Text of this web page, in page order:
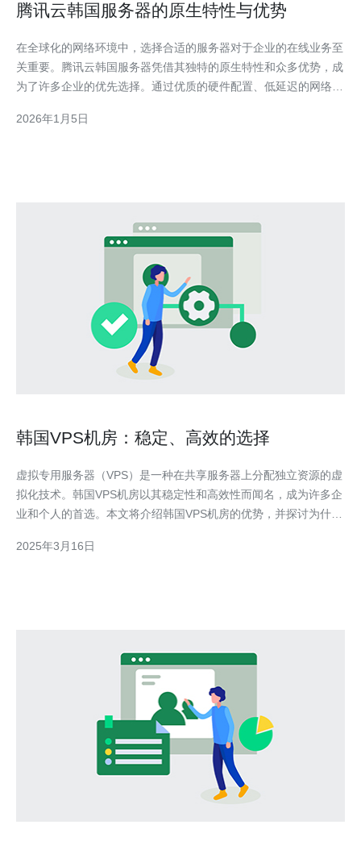
腾讯云韩国服务器的原生特性与优势
在全球化的网络环境中，选择合适的服务器对于企业的在线业务至
关重要。腾讯云韩国服务器凭借其独特的原生特性和众多优势，成
为了许多企业的优先选择。通过优质的硬件配置、低延迟的网络连
是，德讯电讯作为一家优秀的服务提供商，能够为用户提供更多的
2026年1月5日
韩国VPS机房：稳定、高效的选择
虚拟专用服务器（VPS）是一种在共享服务器上分配独立资源的虚
拟化技术。韩国VPS机房以其稳定性和高效性而闻名，成为许多企
业和个人的首选。本文将介绍韩国VPS机房的优势，并探讨为什么
保证用户的在线业务不会中断。这是因为韩国VPS机房采用了最新
2025年3月16日